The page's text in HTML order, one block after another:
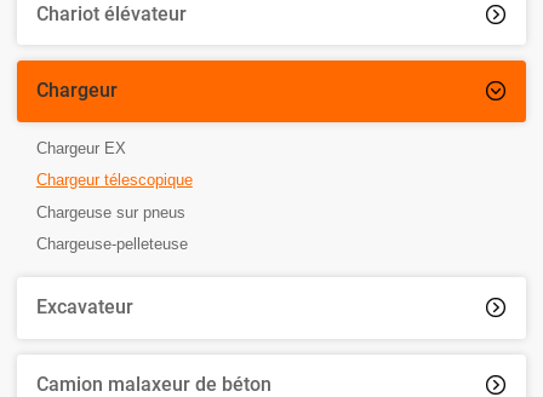
Chariot élévateur 
Chargeur 
Chargeur EX
Chargeur télescopique
Chargeuse sur pneus
Chargeuse-pelleteuse
Excavateur 
Camion malaxeur de béton 